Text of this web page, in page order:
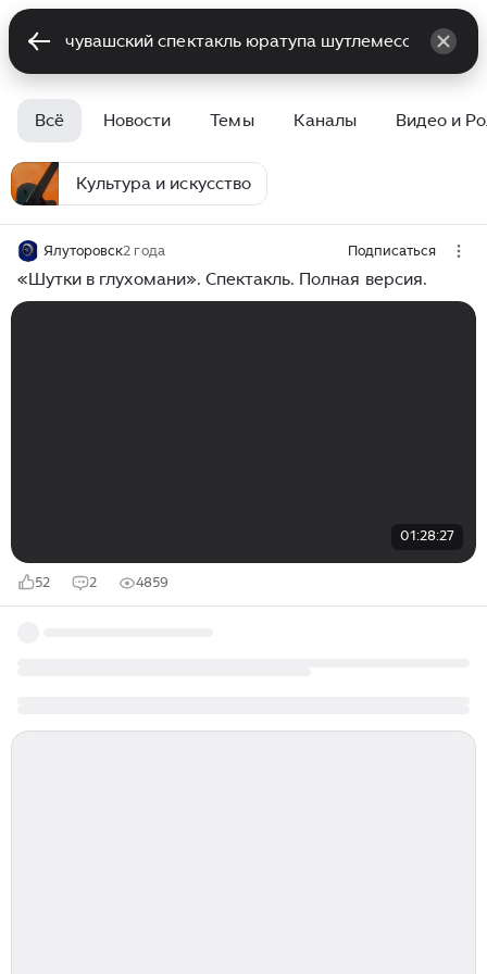
Всё Новости Темы Каналы Видео и
Культура и искусство
Ялуторовск2 года Подписаться
«Шутки в глухомани». Спектакль. Полная версия.
01:28:27
52 2 4859